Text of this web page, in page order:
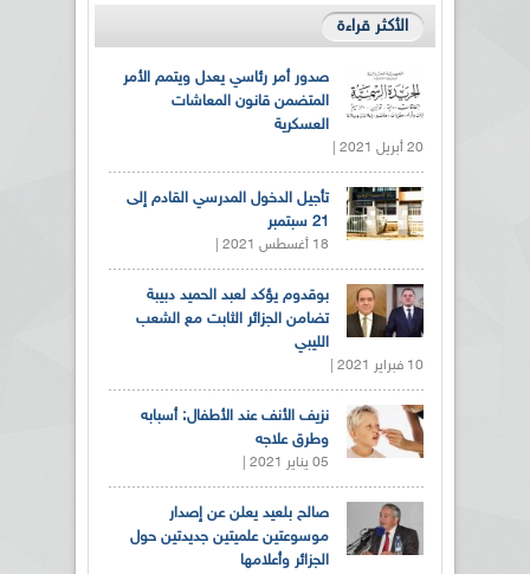
الأكثر قراءة
صدور أمر رئاسي يعدل ويتمم الأمر
المتضمن قانون المعاشات
العسكرية
20 أبريل 2021 |
تأجيل الدخول المدرسي القادم إلى
21 سبتمبر
18 أغسطس 2021 |
بوقدوم يؤكد لعبد الحميد دبيبة
تضامن الجزائر الثابت مع الشعب
الليبي
10 فبراير 2021 |
نزيف الأنف عند الأطفال: أسبابه
وطرق علاجه
05 يناير 2021 |
صالح بلعيد يعلن عن إصدار
موسوعتين علميتين جديدتين حول
الجزائر وأعلامها